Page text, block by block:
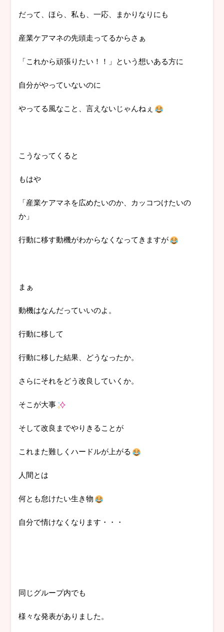
だって、ほら、私も、一応、まかりなりにも
産業ケアマネの先頭走ってるからさぁ
「これから頑張りたい！！」という想いある方に
自分がやっていないのに
やってる風なこと、言えないじゃんねぇ
こうなってくると
もはや
「産業ケアマネを広めたいのか、カッコつけたいの
か」
行動に移す動機がわからなくなってきますが
まぁ
動機はなんだっていいのよ。
行動に移して
行動に移した結果、どうなったか。
さらにそれをどう改良していくか。
そこが大事
そして改良までやりきることが
これまた難しくハードルが上がる
人間とは
何とも怠けたい生き物
自分で情けなくなります・・・
同じグループ内でも
様々な発表がありました。